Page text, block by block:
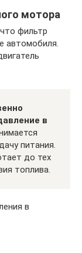
мотора
фильтр
автомобиля.
в
питания.
до тех
топлива.
в